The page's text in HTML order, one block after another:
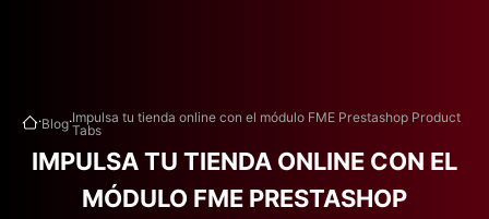
.Blog.Impulsa tu tienda online con el módulo FME Prestashop Product
Tabs
IMPULSA TU TIENDA ONLINE CON EL
MÓDULO FME PRESTASHOP